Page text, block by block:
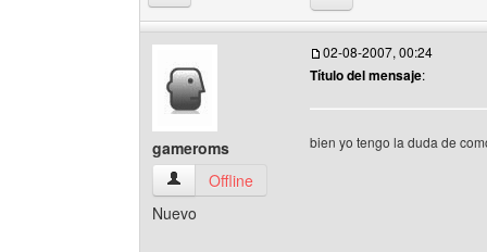
gameroms
gameroms Ver perfil del usuario
Offline
Nuevo
02-08-2007, 00:24
Título del mensaje:
bien yo tengo la duda de